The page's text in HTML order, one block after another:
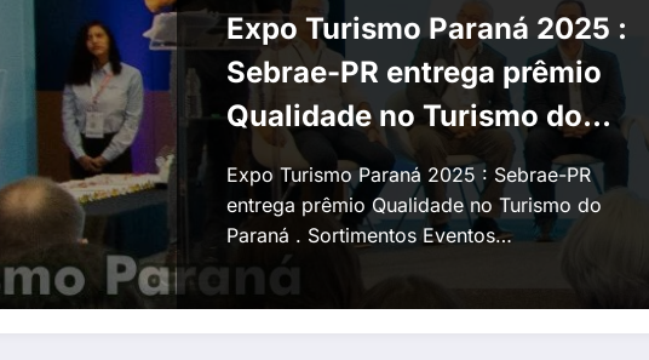
Expo Turismo Paraná 2025 :
Sebrae-PR entrega prêmio
Qualidade no Turismo do
Paraná
Expo Turismo Paraná 2025 : Sebrae-PR
entrega prêmio Qualidade no Turismo do
Paraná . Sortimentos Eventos…